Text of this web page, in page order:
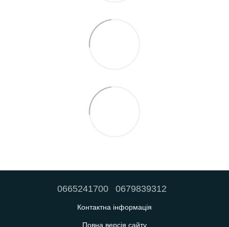
0665241700 0679839312
Контактна інформація
Повна версія сайту